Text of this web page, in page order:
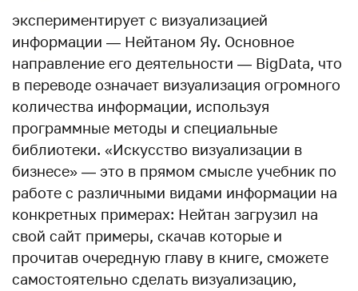
экспериментирует с визуализацией
информации — Нейтаном Яу. Основное
направление его деятельности — BigData, что
в переводе означает визуализация огромного
количества информации, используя
программные методы и специальные
библиотеки. «Искусство визуализации в
бизнесе» — это в прямом смысле учебник по
работе с различными видами информации на
конкретных примерах: Нейтан загрузил на
свой сайт примеры, скачав которые и
прочитав очередную главу в книге, сможете
самостоятельно сделать визуализацию,